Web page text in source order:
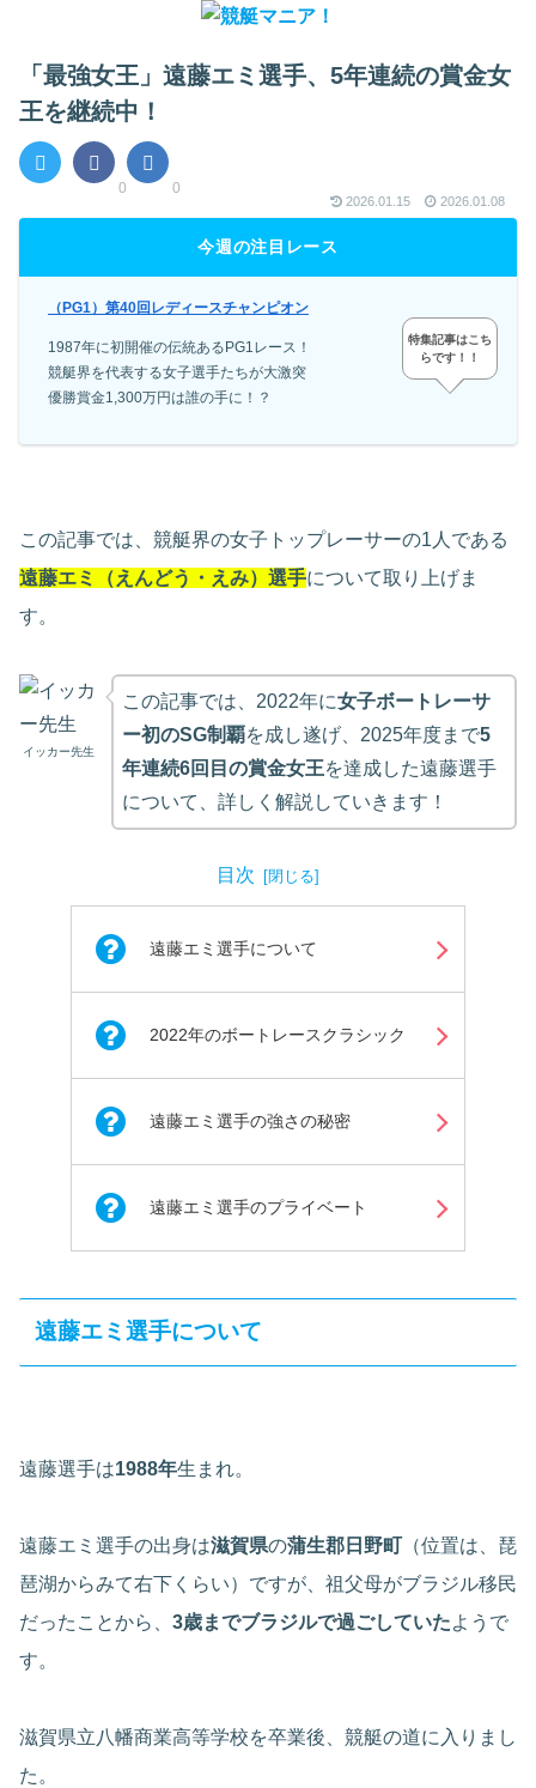
「最強女王」遠藤エミ選手、5年連続の賞金女
王を継続中！
0 0
2026.01.15 2026.01.08
今週の注目レース
（PG1）第40回レディースチャンピオン
1987年に初開催の伝統あるPG1レース！
競艇界を代表する女子選手たちが大激突
優勝賞金1,300万円は誰の手に！？
特集記事はこち
らです！！
この記事では、競艇界の女子トップレーサーの1人である
遠藤エミ（えんどう・えみ）選手について取り上げま
す。
イッカー先生
この記事では、2022年に女子ボートレーサ
ー初のSG制覇を成し遂げ、2025年度まで5
年連続6回目の賞金女王を達成した遠藤選手
について、詳しく解説していきます ！
目次
遠藤エミ選手について
2022年のボートレースクラシック
遠藤エミ選手の強さの秘密
遠藤エミ選手のプライベート
遠藤エミ選手について
遠藤選手は1988年生まれ。
遠藤エミ選手の出身は滋賀県の蒲生郡日野町 （位置は、琵
琶湖からみて右下くらい）ですが、 祖父母がブラジル移民
だったことから、 3歳までブラジルで過ごしていたようで
す。
滋賀県立八幡商業高等学校を卒業後、競艇の道に入りまし
た。